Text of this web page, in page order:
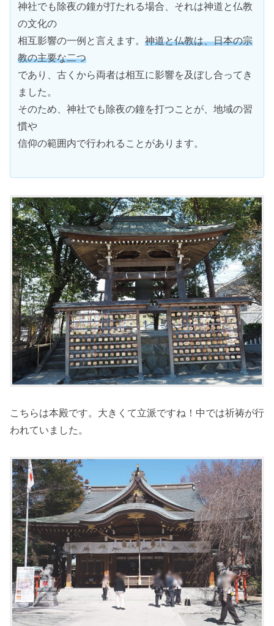
神社でも除夜の鐘が打たれる場合、それは神道と仏教
の文化の
相互影響の一例と言えます。 神道と仏教は、日本の宗
教の主要な二つ
であり、古くから両者は相互に影響を及ぼし合ってき
ました。
そのため、神社でも除夜の鐘を打つことが、地域の習
慣や
信仰の範囲内で行われることがあります。
こちらは本殿です。大きくて立派ですね！中では祈祷が行
われていました。